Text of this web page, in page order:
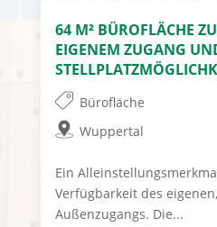
64 M² BÜROFLÄCHE
EIGENEM ZUGANG
Bürofläche
Wuppertal
Ein
Verfügbarkeit des
Außenzugangs. Die...